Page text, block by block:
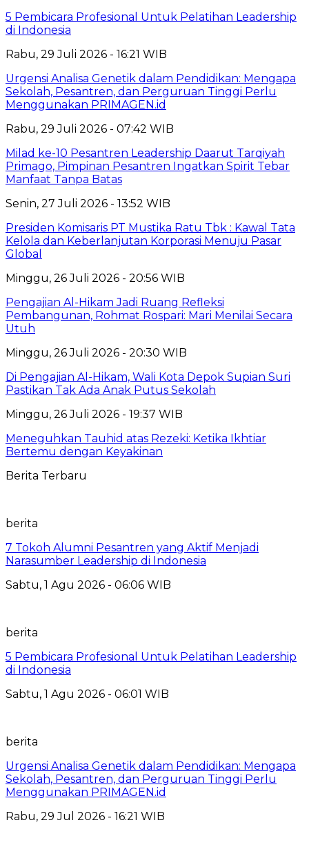
5 Pembicara Profesional Untuk Pelatihan Leadership
di Indonesia
Rabu, 29 Juli 2026 - 16:21 WIB
Urgensi Analisa Genetik dalam Pendidikan: Mengapa
Sekolah, Pesantren, dan Perguruan Tinggi Perlu
Menggunakan PRIMAGEN.id
Rabu, 29 Juli 2026 - 07:42 WIB
Milad ke-10 Pesantren Leadership Daarut Tarqiyah
Primago, Pimpinan Pesantren Ingatkan Spirit Tebar
Manfaat Tanpa Batas
Senin, 27 Juli 2026 - 13:52 WIB
Presiden Komisaris PT Mustika Ratu Tbk : Kawal Tata
Kelola dan Keberlanjutan Korporasi Menuju Pasar
Global
Minggu, 26 Juli 2026 - 20:56 WIB
Pengajian Al-Hikam Jadi Ruang Refleksi
Pembangunan, Rohmat Rospari: Mari Menilai Secara
Utuh
Minggu, 26 Juli 2026 - 20:30 WIB
Di Pengajian Al-Hikam, Wali Kota Depok Supian Suri
Pastikan Tak Ada Anak Putus Sekolah
Minggu, 26 Juli 2026 - 19:37 WIB
Meneguhkan Tauhid atas Rezeki: Ketika Ikhtiar
Bertemu dengan Keyakinan
Berita Terbaru
berita
7 Tokoh Alumni Pesantren yang Aktif Menjadi
Narasumber Leadership di Indonesia
Sabtu, 1 Agu 2026 - 06:06 WIB
berita
5 Pembicara Profesional Untuk Pelatihan Leadership
di Indonesia
Sabtu, 1 Agu 2026 - 06:01 WIB
berita
Urgensi Analisa Genetik dalam Pendidikan: Mengapa
Sekolah, Pesantren, dan Perguruan Tinggi Perlu
Menggunakan PRIMAGEN.id
Rabu, 29 Jul 2026 - 16:21 WIB